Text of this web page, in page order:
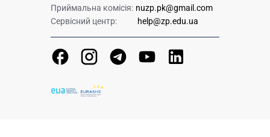
Приймальна комісія: nuzp.pk@gmail.com
Сервісний центр:
help@zp.edu.ua